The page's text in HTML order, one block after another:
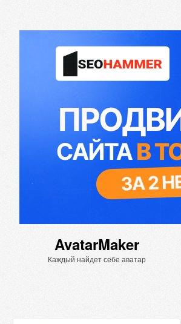
AvatarMaker
Каждый найдет себе аватар